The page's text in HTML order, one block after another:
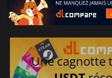
Une cagnotte